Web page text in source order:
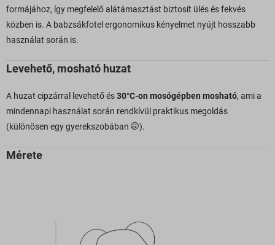
formájához, így megfelelő alátámasztást biztosít ülés és fekvés
közben is. A babzsákfotel ergonomikus kényelmet nyújt hosszabb
használat során is.
Levehető, mosható huzat
A huzat cipzárral levehető és30°C-on mosógépben mosható, ami a
mindennapi használat során rendkívül praktikus megoldás
(különösen egy gyerekszobában 🤭).
Mérete